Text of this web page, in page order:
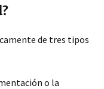
de tres tipos
o la